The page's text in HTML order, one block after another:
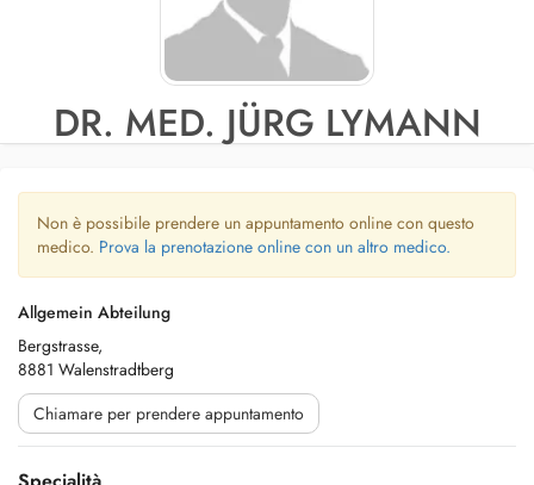
DR. MED. JÜRG LYMANN
Non è possibile prendere un appuntamento online con questo
medico. Prova la prenotazione online con un altro medico.
Allgemein Abteilung
Bergstrasse,
8881 Walenstradtberg
Chiamare per prendere appuntamento